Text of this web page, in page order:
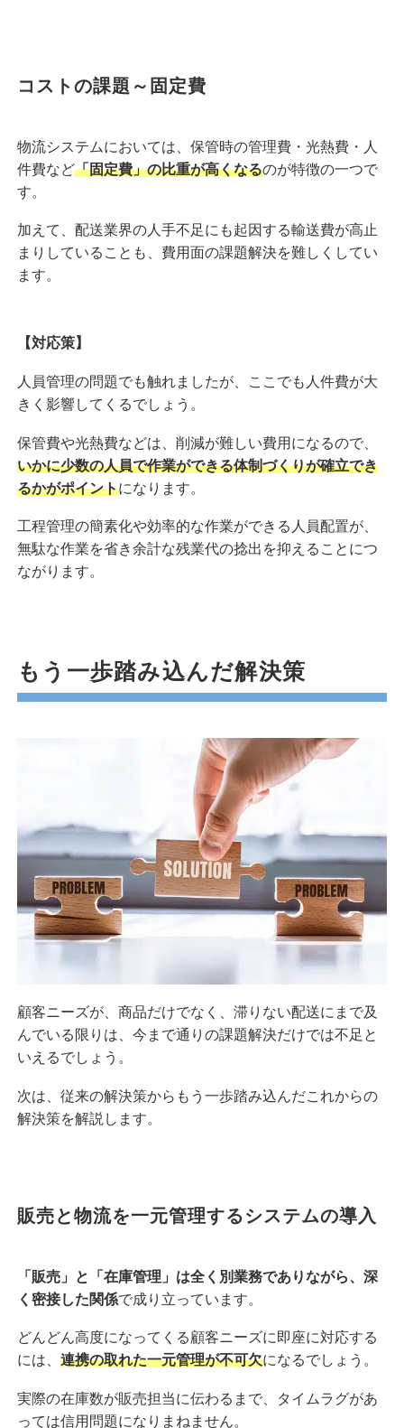
コストの課題～固定費
物流システムにおいては、保管時の管理費・光熱費・人
件費など「固定費」の比重が高くなるのが特徴の一つで
す。
加えて、配送業界の人手不足にも起因する輸送費が高止
まりしていることも、費用面の課題解決を難しくしてい
ます。
【対応策】
人員管理の問題でも触れましたが、ここでも人件費が大
きく影響してくるでしょう。
保管費や光熱費などは、削減が難しい費用になるので、
いかに少数の人員で作業ができる体制づくりが確立でき
るかがポイントになります。
工程管理の簡素化や効率的な作業ができる人員配置が、
無駄な作業を省き余計な残業代の捻出を抑えることにつ
ながります。
もう一歩踏み込んだ解決策
顧客ニーズが、商品だけでなく、滞りない配送にまで及
んでいる限りは、今まで通りの課題解決だけでは不足と
いえるでしょう。
次は、従来の解決策からもう一歩踏み込んだこれからの
解決策を解説します。
販売と物流を一元管理するシステムの導入
「販売」と「在庫管理」は全く別業務でありながら、深
く密接した関係で成り立っています。
どんどん高度になってくる顧客ニーズに即座に対応する
には、 連携の取れた一元管理が不可欠になるでしょう。
実際の在庫数が販売担当に伝わるまで、タイムラグがあ
っては信用問題になりまねません。